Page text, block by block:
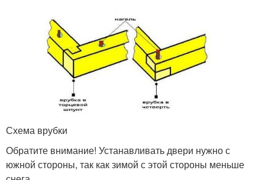
Схема врубки
Обратите внимание! Устанавливать двери нужно с
южной стороны, так как зимой с этой стороны меньше